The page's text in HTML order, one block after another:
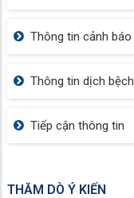
Thông tin cảnh báo
Thông tin dịch bệch
Tiếp cận thông tin
THĂM DÒ Ý KIẾN